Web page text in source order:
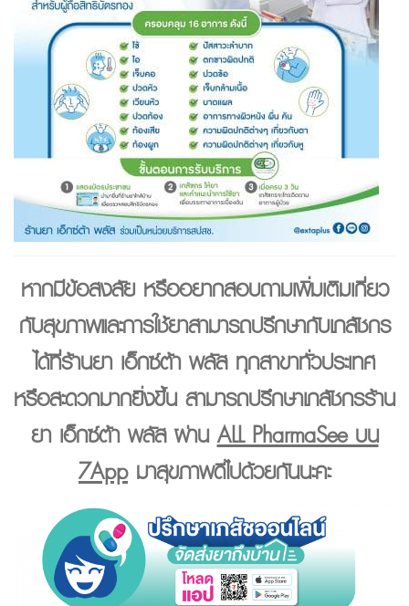
หากมีข้อสงสัย หรืออยากสอบถามเพิ่มเติมเกี่ยว
กับสุขภาพและการใช้ยาสามารถปรึกษากับเภสัชกร
ได้ที่ร้านยา เอ็กซ์ต้า พลัสทุกสาขาทั่วประเทศ
หรือสะดวกมากยิ่งขึ้น สามารถปรึกษาเภสัชกรร้าน
ยา เอ็กซ์ต้า พลัส ผ่านALL PharmaSee บน
7Appมาสุขภาพดีไปด้วยกันนะคะ